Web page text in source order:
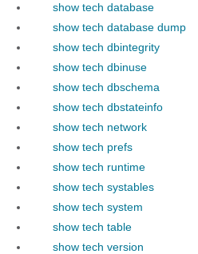
show tech database
show tech database dump
show tech dbintegrity
show tech dbinuse
show tech dbschema
show tech dbstateinfo
show tech network
show tech prefs
show tech runtime
show tech systables
show tech system
show tech table
show tech version